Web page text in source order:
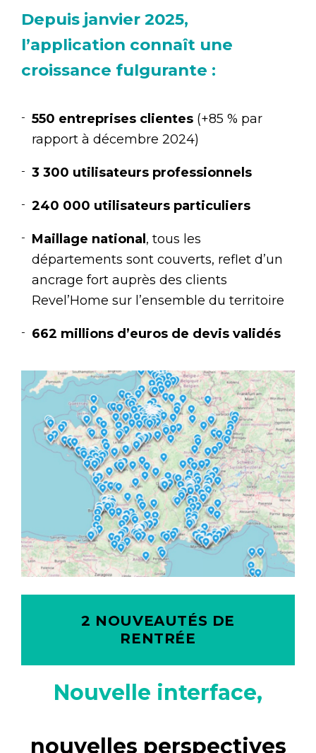
Depuis janvier 2025,
l’application connaît une
croissance fulgurante :
550 entreprises clientes (+85 % par
rapport à décembre 2024)
3 300 utilisateurs professionnels
240 000 utilisateurs particuliers
Maillage national , tous les
départements sont couverts, reflet d’un
ancrage fort auprès des clients
Revel’Home sur l’ensemble du territoire
662 millions d’euros de devis validés
2 NOUVEAUTÉS DE
RENTRÉE
Nouvelle interface,
nouvelles perspectives